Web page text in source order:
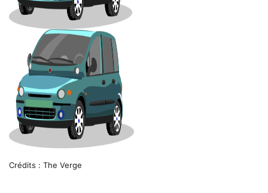
Crédits : The Verge